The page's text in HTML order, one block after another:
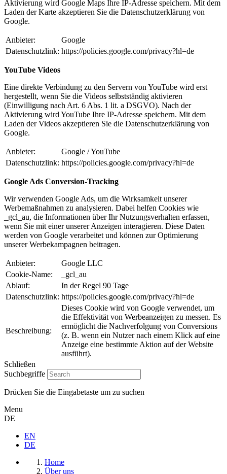
Aktivierung wird Google Maps Ihre IP-Adresse speichern. Mit dem
Laden der Karte akzeptieren Sie die Datenschutzerklärung von
Google.
Anbieter:
Google
Datenschutzlink: https://policies.google.com/privacy?hl=de
YouTube Videos
Eine direkte Verbindung zu den Servern von YouTube wird erst
hergestellt, wenn Sie die Videos selbstständig aktivieren
(Einwilligung nach Art. 6 Abs. 1 lit. a DSGVO). Nach der
Aktivierung wird YouTube Ihre IP-Adresse speichern. Mit dem
Laden der Videos akzeptieren Sie die Datenschutzerklärung von
Google.
Anbieter:
Google / YouTube
Datenschutzlink: https://policies.google.com/privacy?hl=de
Google Ads Conversion-Tracking
Wir verwenden Google Ads, um die Wirksamkeit unserer
Werbemaßnahmen zu analysieren. Dabei helfen Cookies wie
_gcl_au, die Informationen über Ihr Nutzungsverhalten erfassen,
wenn Sie mit einer unserer Anzeigen interagieren. Diese Daten
werden von Google verarbeitet und können zur Optimierung
unserer Werbekampagnen beitragen.
Anbieter:
Google LLC
Cookie-Name:
_gcl_au
Ablauf:
In der Regel 90 Tage
Datenschutzlink: https://policies.google.com/privacy?hl=de
Beschreibung:
Dieses Cookie wird von Google verwendet, um
die Effektivität von Werbeanzeigen zu messen. Es
ermöglicht die Nachverfolgung von Conversions
(z. B. wenn ein Nutzer nach einem Klick auf eine
Anzeige eine bestimmte Aktion auf der Website
ausführt).
Schließen
Suchbegriffe
Drücken Sie die Eingabetaste um zu suchen
Menu
DE
EN
DE
Home
Über uns